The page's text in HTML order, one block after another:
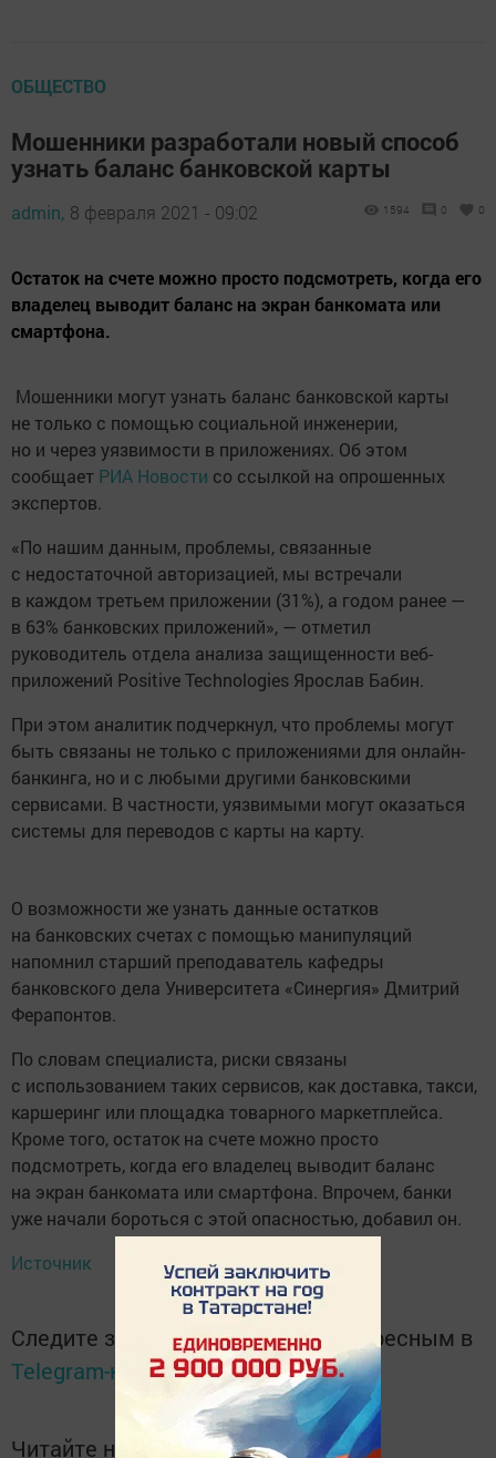
ОБЩЕСТВО
Мошенники разработали новый способ
узнать баланс банковской карты
admin, 8 февраля 2021 - 09:02 1594 0 0
Остаток на счете можно просто подсмотреть, когда его
владелец выводит баланс на экран банкомата или
смартфона.
Мошенники могут узнать баланс банковской карты
не только с помощью социальной инженерии,
но и через уязвимости в приложениях. Об этом
сообщает РИА Новости со ссылкой на опрошенных
экспертов.
«По нашим данным, проблемы, связанные
с недостаточной авторизацией, мы встречали
в каждом третьем приложении (31%), а годом ранее —
в 63% банковских приложений», — отметил
руководитель отдела анализа защищенности веб-
приложений Positive Technologies Ярослав Бабин.
При этом аналитик подчеркнул, что проблемы могут
быть связаны не только с приложениями для онлайн-
банкинга, но и с любыми другими банковскими
сервисами. В частности, уязвимыми могут оказаться
системы для переводов с карты на карту.
О возможности же узнать данные остатков
на банковских счетах с помощью манипуляций
напомнил старший преподаватель кафедры
банковского дела Университета «Синергия» Дмитрий
Ферапонтов.
По словам специалиста, риски связаны
с использованием таких сервисов, как доставка, такси,
каршеринг или площадка товарного маркетплейса.
Кроме того, остаток на счете можно просто
подсмотреть, когда его владелец выводит баланс
на экран банкомата или смартфона. Впрочем, банки
уже начали бороться с этой опасностью, добавил он.
Источник
Следите за самым важным и интересным в
Telegram-каналеТатмедиа
Читайте новости Татарстана в